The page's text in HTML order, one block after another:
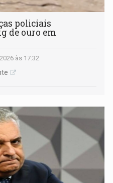
policiais
de ouro em
às 17:32